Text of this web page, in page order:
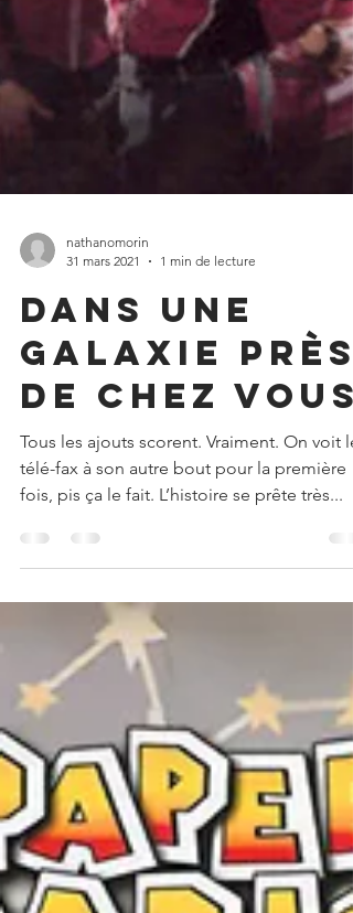
nathanomorin
31 mars 2021
1 min de lecture
Dans une
Galaxie près
de chez vous
télé-fax à son autre bout pour la première
fois, pis ça le fait. L’histoire se prête très...